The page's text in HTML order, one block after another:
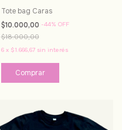
Tote bag Caras
$10.000,00 -44% OFF
$18.000,00
6 x $1.666,67 sin interés